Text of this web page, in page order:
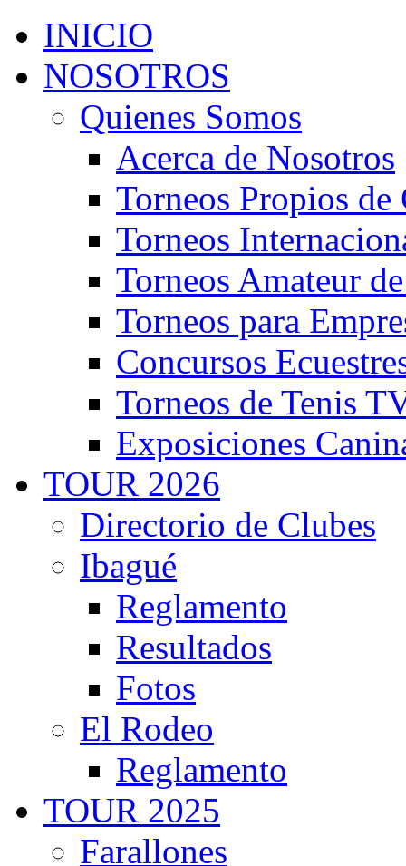
INICIO
NOSOTROS
Quienes Somos
Acerca de Nosotros
Torneos Propios
Torneos
Torneos Amateur
Torneos para
Concursos
Torneos de Tenis
Exposiciones
TOUR 2026
Directorio de Clubes
Ibagué
Reglamento
Resultados
Fotos
El Rodeo
Reglamento
TOUR 2025
Farallones